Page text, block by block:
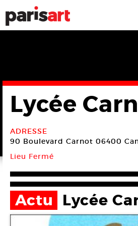
Lycée
ADRESSE
90 Boulevard Carnot 06400
Lieu Fermé
Actu Lycée